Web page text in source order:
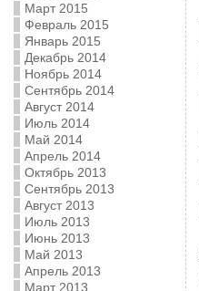
Март 2015
Февраль 2015
Январь 2015
Декабрь 2014
Ноябрь 2014
Сентябрь 2014
Август 2014
Июль 2014
Май 2014
Апрель 2014
Октябрь 2013
Сентябрь 2013
Август 2013
Июль 2013
Июнь 2013
Май 2013
Апрель 2013
Март 2013